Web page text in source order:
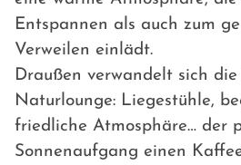
Entspannen als auch zum
Verweilen einlädt.
Draußen verwandelt sich
Naturlounge: Liegestühle,
friedliche Atmosphäre… der
Sonnenaufgang einen